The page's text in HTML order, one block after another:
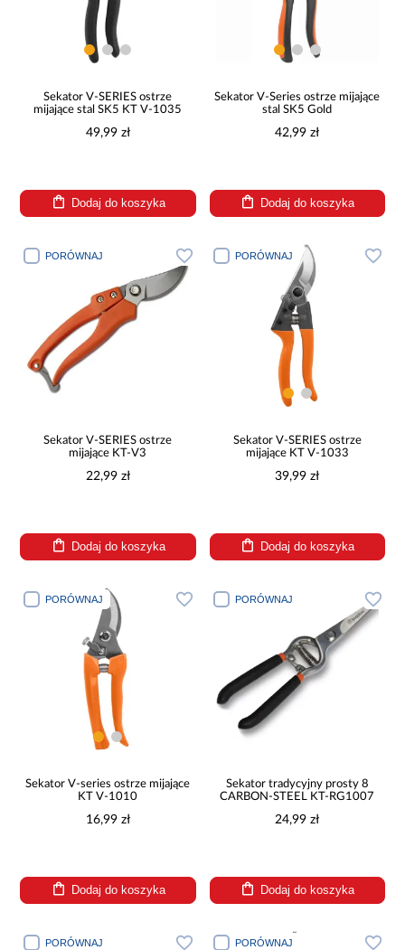
Sekator V-SERIES ostrze
mijające stal SK5 KT V-1035
49,99 zł
Dodaj do koszyka
Sekator V-Series ostrze mijające
stal SK5 Gold
42,99 zł
Dodaj do koszyka
PORÓWNAJ
Sekator V-SERIES ostrze
mijające KT-V3
22,99 zł
Dodaj do koszyka
PORÓWNAJ
Sekator V-SERIES ostrze
mijające KT V-1033
39,99 zł
Dodaj do koszyka
PORÓWNAJ
Sekator V-series ostrze mijające
KT V-1010
16,99 zł
Dodaj do koszyka
PORÓWNAJ
Sekator tradycyjny prosty 8
CARBON-STEEL KT-RG1007
24,99 zł
Dodaj do koszyka
PORÓWNAJ PORÓWNAJ